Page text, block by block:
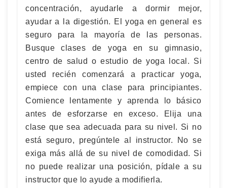
concentración, ayudarle a dormir mejor,
ayudar a la digestión. El yoga en general es
seguro para la mayoría de las personas.
Busque clases de yoga en su gimnasio,
centro de salud o estudio de yoga local. Si
usted recién comenzará a practicar yoga,
empiece con una clase para principiantes.
Comience lentamente y aprenda lo básico
antes de esforzarse en exceso. Elija una
clase que sea adecuada para su nivel. Si no
está seguro, pregúntele al instructor. No se
exiga más allá de su nivel de comodidad. Si
no puede realizar una posición, pídale a su
instructor que lo ayude a modifierla.